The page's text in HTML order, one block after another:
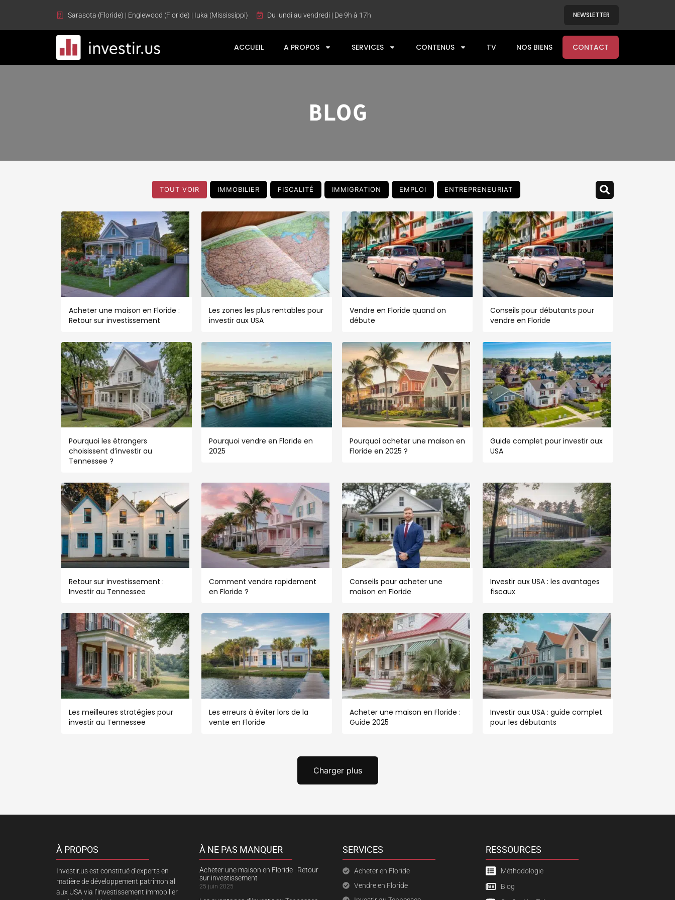
Sarasota (Floride) | Englewood (Floride) | Iuka (Mississippi) Du lundi au vendredi | De 9h à 17h NEWSLETTER
ACCUEIL A PROPOS SERVICES CONTENUS TV NOS BIENS CONTACT
BLOG
TOUT VOIR IMMOBILIER FISCALITÉ IMMIGRATION EMPLOI ENTREPRENEURIAT
Acheter une maison en Floride :
Retour sur investissement
Les zones les plus rentables pour
investir aux USA
Vendre en Floride quand on
débute
Conseils pour débutants pour
vendre en Floride
Pourquoi les étrangers
choisissent d’investir au
Tennessee ?
Pourquoi vendre en Floride en
2025
Pourquoi acheter une maison en
Floride en 2025 ?
Guide complet pour investir aux
USA
Retour sur investissement :
Investir au Tennessee
Comment vendre rapidement
en Floride ?
Conseils pour acheter une
maison en Floride
Investir aux USA : les avantages
fiscaux
Les meilleures stratégies pour
investir au Tennessee
Les erreurs à éviter lors de la
vente en Floride
Acheter une maison en Floride :
Guide 2025
Investir aux USA : guide complet
pour les débutants
Charger plus
À PROPOS
Investir.us est constitué d’experts en
matière de développement patrimonial
aux USA via l’investissement immobilier
À NE PAS MANQUER
Acheter une maison en Floride : Retour
sur investissement
25 juin 2025
SERVICES
Acheter en Floride
Vendre en Floride
RESSOURCES
Méthodologie
Blog